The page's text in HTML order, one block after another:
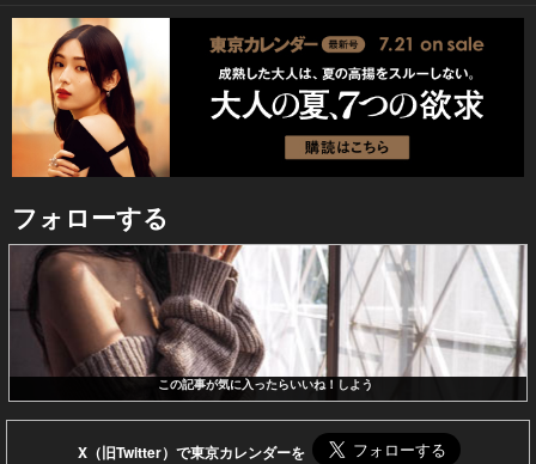
フォローする
この記事が気に入ったらいいね！しよう
X（旧Twitter）で東京カレンダーを